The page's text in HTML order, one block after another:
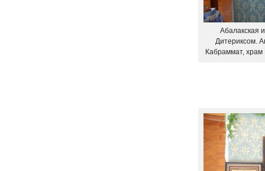
Абалакская
Дитериксом.
Кабраммат,